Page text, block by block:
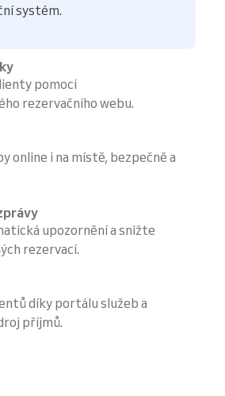
systém.
pomocí
rezervačního webu.
online i na místě, bezpečně a
upozornění a snižte
rezervací.
díky portálu služeb a
příjmů.